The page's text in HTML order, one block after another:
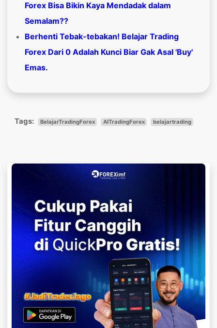
Forex Bisa Bikin Kaya Mendadak dalam
Semalam??
Berhenti Tebak-tebakan! Belajar Trading
Forex Dari 0 Adalah Kunci Biar Gak Asal 'Buy'
Emas.
Tags: BelajarTradingForex AITradingForex belajartrading